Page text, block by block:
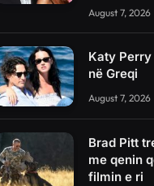
August 7, 2026
Katy
në Greqi
August 7, 2026
Brad Pitt
me qenin
filmin e ri